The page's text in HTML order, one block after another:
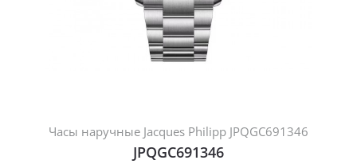
Часы наручные Jacques Philipp JPQGC691346
JPQGC691346